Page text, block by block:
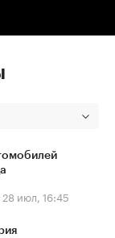
28 июл, 16:45